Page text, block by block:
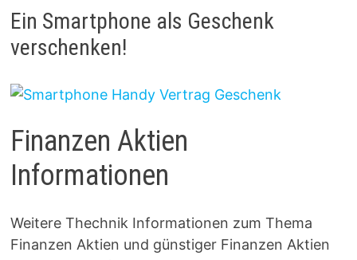
Ein Smartphone als Geschenk
verschenken!
Finanzen Aktien
Informationen
Weitere Thechnik Informationen zum Thema
Finanzen Aktien und günstiger Finanzen Aktien